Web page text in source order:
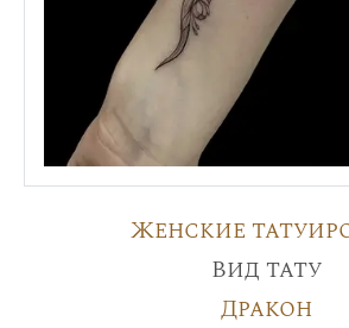
Женские
Вид тату
Дракон